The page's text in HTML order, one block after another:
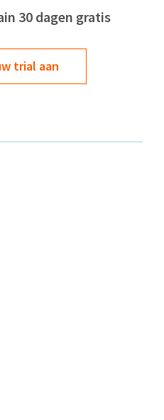
30 dagen gratis
trial aan